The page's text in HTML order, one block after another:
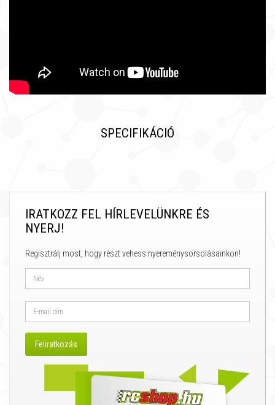
SPECIFIKÁCIÓ
IRATKOZZ FEL HÍRLEVELÜNKRE ÉS
NYERJ!
Regisztrálj most, hogy részt vehess nyereménysorsolásainkon!